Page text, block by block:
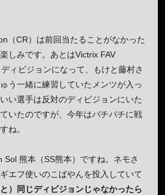
（CR）は前回当たることがなかった
しみです。あとはVictrix FAV
ィビジョンになって、もけと藤村さ
う一緒に練習していたメンツが入っ
い選手は反対のディビジョンにいた
いたのですが、今年はバチバチに戦
ね。
Sol 熊本（SS熊本）ですね。ネモさ
エフ使いのこばやんを投入していて
）同じディビジョンじゃなかったら